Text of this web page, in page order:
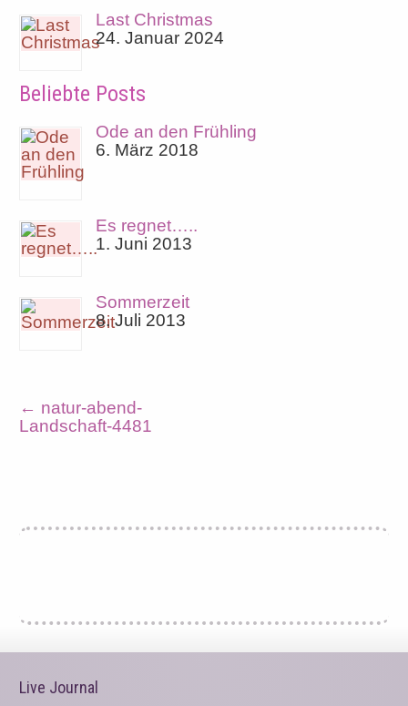
Last Christmas
24. Januar 2024
Beliebte Posts
Ode an den Frühling
6. März 2018
Es regnet…..
1. Juni 2013
Sommerzeit
8. Juli 2013
← natur-abend-
Landschaft-4481
Live Journal